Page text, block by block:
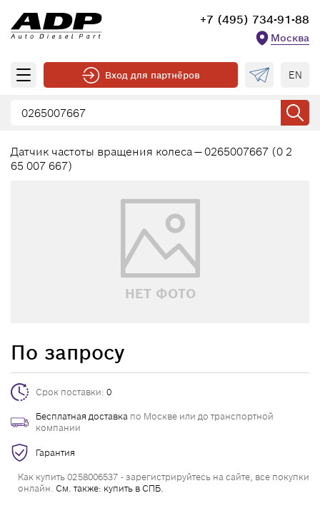
+7 (495) 734-91-88
Москва
Вход для партнёров EN
Датчик частоты вращения колеса — 0265007667 (0 2
65 007 667)
НЕТ ФОТО
По запросу
Срок поставки: 0
Бесплатная доставка по Москве или до транспортной
компании
Гарантия
Как купить 0258006537 - зарегистрируйтесь на сайте, все покупки
онлайн. См. также: купить в СПБ.